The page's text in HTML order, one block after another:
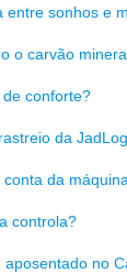
entre sonhos e
o carvão
conforte?
da
da
controla?
no